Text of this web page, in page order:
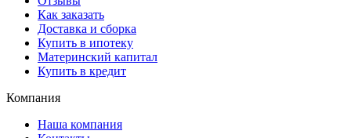
Как заказать
Доставка и сборка
Купить в ипотеку
Материнский капитал
Купить в кредит
Компания
Наша компания